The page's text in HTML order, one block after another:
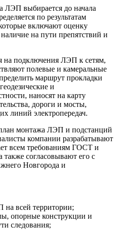
ЛЭП выбирается до начала
по результатам
включают оценку
на пути препятствий и
на подключения ЛЭП к сетям,
полевые и камеральные
маршрут прокладки
и
наносят на карту
дороги и мосты,
линий электропередач.
монтажа ЛЭП и подстанций
компании разрабатывают
всем требованиям ГОСТ и
также согласовывают его с
Новгорода и
на всей территории;
опорные конструкции и
следования;